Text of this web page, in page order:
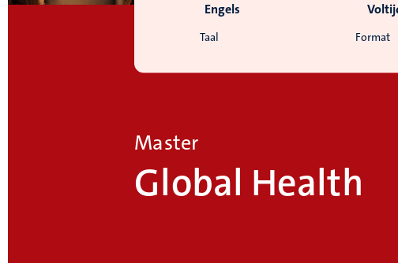
Taal
Engels
Format
Master
Global Health